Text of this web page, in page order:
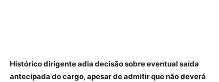
Histórico dirigente adia decisão sobre eventual saída
antecipada do cargo, apesar de admitir que não deverá